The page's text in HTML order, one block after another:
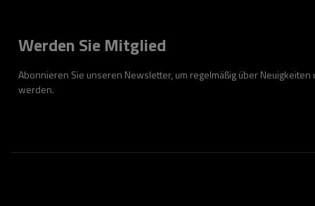
Werden Sie Mitglied
Abonnieren Sie unseren Newsletter, um regelmäßig über
werden.